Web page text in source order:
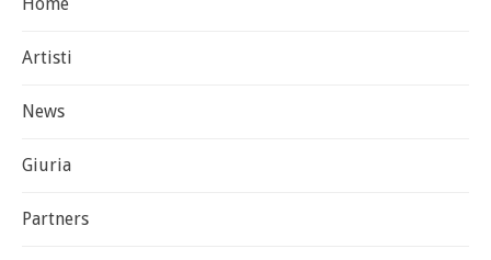
Artisti
News
Giuria
Partners